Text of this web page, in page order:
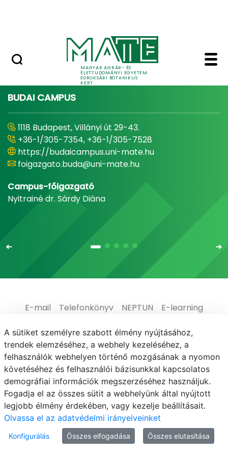
MAGYAR AGRÁR- ÉS
ÉLETTUDOMÁNYI EGYETEM
SOROKSÁRI BOTANIKUS
KERT
Kocsányos tölgy -
BUDAI CAMPUS
1118 Budapest, Villányi út 29-43.
+36-1/305-7354, +36-1/305-7528
https://budaicampus.uni-mate.hu
foigazgato.buda@uni-mate.hu
Campus-főigazgató
Nyitrainé dr. Sárdy Diána
E-mail Telefonkönyv NEPTUN
E-learning
Kiadványaink
Kocsányos tölgy Atlasz cédrus
© MATE 2021
A sütiket személyre szabott élmény nyújtásához,
trendek elemzéséhez, a webhely kezeléséhez, a
felhasználók webhelyen történő mozgásának a nyomon
követéséhez és felhasználói bázisunkkal kapcsolatos
demográfiai információk megszerzéséhez használjuk.
Fogadja el az összes sütit a webhelyünk által nyújtott
legjobb élmény érdekében, vagy kezelje beállításait.
Olvassa el az adatvédelmi irányelveinket
Konfigurálás Összes elfogadása Összes elutasítása